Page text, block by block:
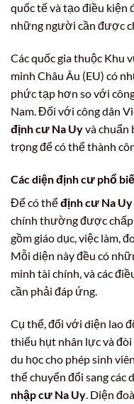
quốc tế và tạo điều kiện
những người cần được
Các quốc gia thuộc Khu
minh Châu Âu (EU) có
phức tạp hơn so với
Nam. Đối với công dân
định cư Na Uyvà chuẩn
trọng để có thể thành
Các diện định cư phổ
Để có thểđịnh cư Na Uy
chính thường được
gồm giáo dục, việc làm,
Mỗi diện này đều có
minh tài chính, và các
cần phải đáp ứng.
Cụ thể, đối với diện lao
thiếu hụt nhân lực và
du học cho phép sinh
thể chuyển đổi sang các
nhập cư Na Uy . Diện